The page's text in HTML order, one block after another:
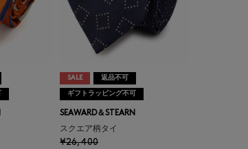
SALE 返品不可
ギフトラッピング不可
SEAWARD＆STEARN
スクエア柄タイ
¥26,400